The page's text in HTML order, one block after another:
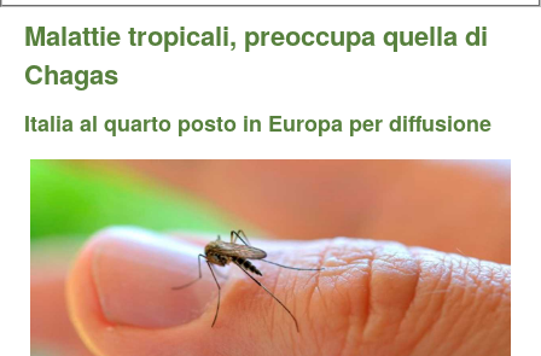
Malattie tropicali, preoccupa quella di
Chagas
Italia al quarto posto in Europa per diffusione